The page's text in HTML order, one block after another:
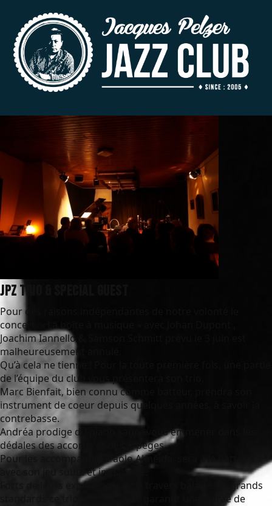
JPZ Trio & special guest
Pour des raisons indépendantes de notre volonté le
concert « La boîte à musique » avec Johan Dupont ,
Joachim Iannello & Samson Schmitt prévu le 3 juin est
malheureusement annulé.
Qu’à cela ne tienne ! Pour la toute première fois, une partie
de l’équipe du club vous présentera son trio.
Marc Bienfait, bien connu comme batteur, prendra son
instrument de coeur depuis quelques années, à savoir la
contrebasse.
Andréa prodige du piano saura vous emmener dans les
dédales des accords et des arpèges.
Pour les accompagner, Paolo Almeida, sera à la batterie
avec son jeu subtil et imparable.
Forts de leurs expériences, et à travers balades et grands
standards ce trio de choc vous garantit une soirée de